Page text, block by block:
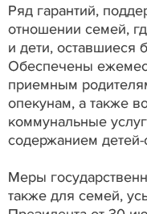
Ряд гарантий,
отношении семей,
и дети, оставшиеся
Обеспечены
приемным
опекунам, а также
коммунальные
содержанием детей-
Меры
также для семей,